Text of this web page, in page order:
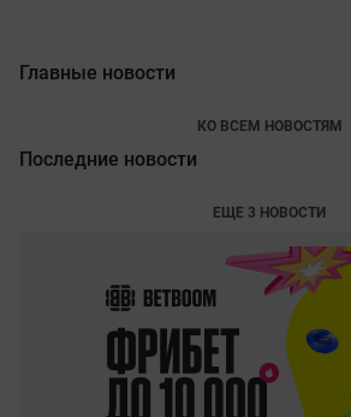
Главные новости
КО ВСЕМ НОВОСТЯМ
Последние новости
ЕЩЕ 3 НОВОСТИ